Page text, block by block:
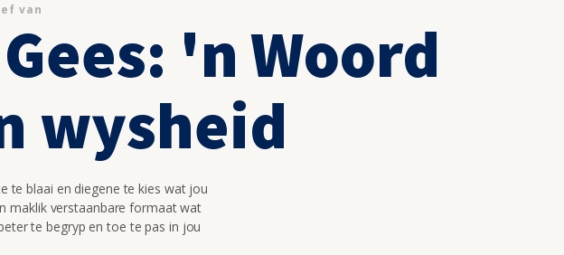
van
'n Woord
wysheid
te blaai en diegene te kies wat jou
maklik verstaanbare formaat wat
te begryp en toe te pas in jou